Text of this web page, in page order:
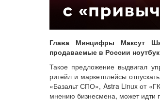
Глава Минцифры Максут
продаваемые в России
Такое предложение выдвигал
ритейл и маркетплейсы
«Базальт СПО», Astra Linux от
мнению бизнесмена, может идти